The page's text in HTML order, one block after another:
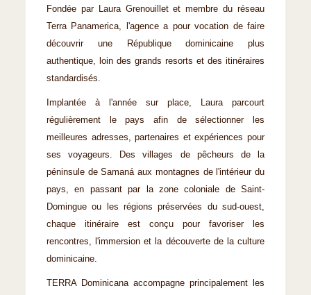
Fondée par Laura Grenouillet et membre du réseau
Terra Panamerica, l'agence a pour vocation de faire
découvrir une République dominicaine plus
authentique, loin des grands resorts et des itinéraires
standardisés.
Implantée à l'année sur place, Laura parcourt
régulièrement le pays afin de sélectionner les
meilleures adresses, partenaires et expériences pour
ses voyageurs. Des villages de pêcheurs de la
péninsule de Samaná aux montagnes de l'intérieur du
pays, en passant par la zone coloniale de Saint-
Domingue ou les régions préservées du sud-ouest,
chaque itinéraire est conçu pour favoriser les
rencontres, l'immersion et la découverte de la culture
dominicaine.
TERRA Dominicana accompagne principalement les